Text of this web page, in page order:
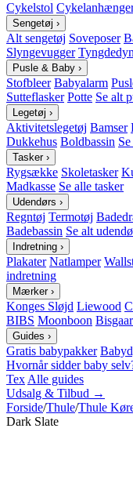
Cykelstol
Sengetøj ›
Alt sengetøj Soveposer
Slyngevugger
Pusle & Baby ›
Stofbleer Babyalarm
Sutteflasker Potte Se alt
Legetøj ›
Aktivitetslegetøj Bamser
Dukkehus Boldbassin
Tasker ›
Rygsække Skoletasker
Madkasse Se alle tasker
Udendørs ›
Regntøj Termotøj
Badebassin Se alt
Indretning ›
Plakater Natlamper
indretning
Mærker ›
Konges Sløjd Liewood
BIBS Moonboon
Guides ›
Gratis babypakker
Hvornår sidder baby
Tex Alle guides
Udsalg & Tilbud →
Forside/Thule/Thule
Dark Slate